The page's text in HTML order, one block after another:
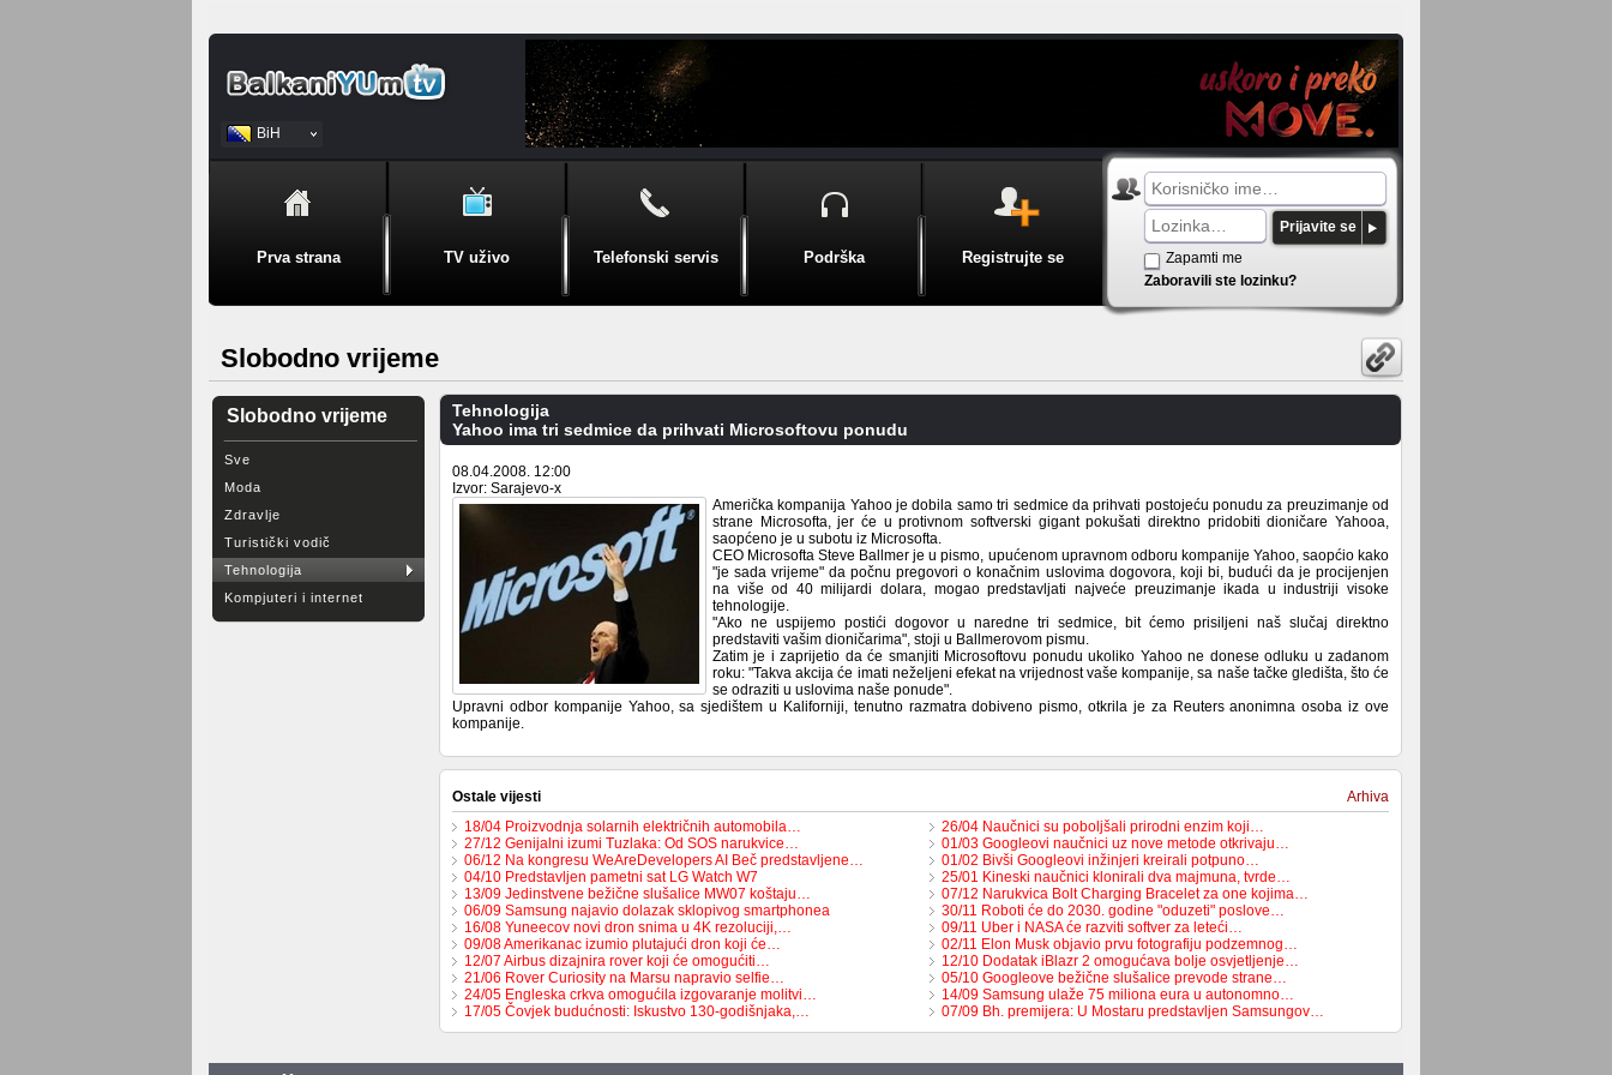
BiH
Srpski
Prva strana TV uživo Telefonski servis Podrška Registrujte se
Prijavite se
Zapamti me
Zaboravili ste lozinku?
Slobodno vrijeme
Slobodno vrijeme
Sve
Moda
Zdravlje
Turistički vodič
Tehnologija
Kompjuteri i internet
Tehnologija
Yahoo ima tri sedmice da prihvati Microsoftovu ponudu
08.04.2008. 12:00
Izvor: Sarajevo-x
Američka kompanija Yahoo je dobila samo tri sedmice da prihvati postojeću ponudu za preuzimanje od
strane Microsofta, jer će u protivnom softverski gigant pokušati direktno pridobiti dioničare Yahooa,
saopćeno je u subotu iz Microsofta.
CEO Microsofta Steve Ballmer je u pismo, upućenom upravnom odboru kompanije Yahoo, saopćio kako
"je sada vrijeme" da počnu pregovori o konačnim uslovima dogovora, koji bi, budući da je procijenjen
na više od 40 milijardi dolara, mogao predstavljati najveće preuzimanje ikada u industriji visoke
tehnologije.
"Ako ne uspijemo postići dogovor u naredne tri sedmice, bit ćemo prisiljeni naš slučaj direktno
predstaviti vašim dioničarima", stoji u Ballmerovom pismu.
Zatim je i zaprijetio da će smanjiti Microsoftovu ponudu ukoliko Yahoo ne donese odluku u zadanom
roku: "Takva akcija će imati neželjeni efekat na vrijednost vaše kompanije, sa naše tačke gledišta, što će
se odraziti u uslovima naše ponude".
Upravni odbor kompanije Yahoo, sa sjedištem u Kaliforniji, tenutno razmatra dobiveno pismo, otkrila je za Reuters anonimna osoba iz ove
kompanije.
Ostale vijesti
Arhiva
18/04 Proizvodnja solarnih električnih automobila…
27/12 Genijalni izumi Tuzlaka: Od SOS narukvice…
06/12 Na kongresu WeAreDevelopers AI Beč predstavljene…
04/10 Predstavljen pametni sat LG Watch W7
13/09 Jedinstvene bežične slušalice MW07 koštaju…
06/09 Samsung najavio dolazak sklopivog smartphonea
16/08 Yuneecov novi dron snima u 4K rezoluciji,…
09/08 Amerikanac izumio plutajući dron koji će…
12/07 Airbus dizajnira rover koji će omogućiti…
21/06 Rover Curiosity na Marsu napravio selfie…
24/05 Engleska crkva omogućila izgovaranje molitvi…
17/05 Čovjek budućnosti: Iskustvo 130-godišnjaka,…
26/04 Naučnici su poboljšali prirodni enzim koji…
01/03 Googleovi naučnici uz nove metode otkrivaju…
01/02 Bivši Googleovi inžinjeri kreirali potpuno…
25/01 Kineski naučnici klonirali dva majmuna, tvrde…
07/12 Narukvica Bolt Charging Bracelet za one kojima…
30/11 Roboti će do 2030. godine "oduzeti" poslove…
09/11 Uber i NASA će razviti softver za leteći…
02/11 Elon Musk objavio prvu fotografiju podzemnog…
12/10 Dodatak iBlazr 2 omogućava bolje osvjetljenje…
05/10 Googleove bežične slušalice prevode strane…
14/09 Samsung ulaže 75 miliona eura u autonomno…
07/09 Bh. premijera: U Mostaru predstavljen Samsungov…